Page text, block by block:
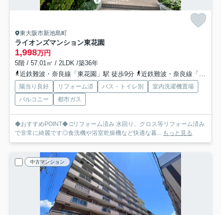
東大阪市新池島町
ライオンズマンション東花園
1,998万円
5階 / 57.01㎡ / 2LDK /築36年
近鉄難波・奈良線「東花園」駅 徒歩9分
近鉄難波・奈良線「河内花園」駅 徒歩20分
陽当り良好 リフォーム済 バス・トイレ別
室内洗濯機置場
バルコニー
都市ガス
◆おすすめPOINT◆ □リフォーム済み 水回り、クロス等リフォーム済み
で非常に綺麗です◎食洗機や浴室乾燥機など快適な暮...
もっと見る
中古マンション